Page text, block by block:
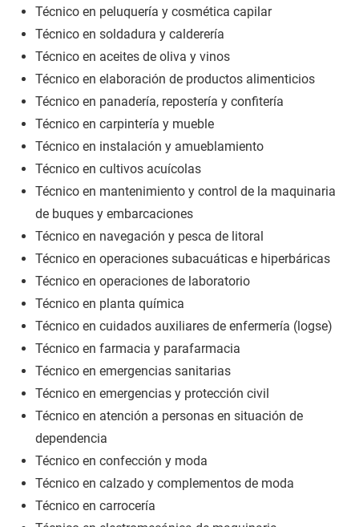
Técnico en peluquería y cosmética capilar
Técnico en soldadura y calderería
Técnico en aceites de oliva y vinos
Técnico en elaboración de productos alimenticios
Técnico en panadería, repostería y confitería
Técnico en carpintería y mueble
Técnico en instalación y amueblamiento
Técnico en cultivos acuícolas
Técnico en mantenimiento y control de la maquinaria
de buques y embarcaciones
Técnico en navegación y pesca de litoral
Técnico en operaciones subacuáticas e hiperbáricas
Técnico en operaciones de laboratorio
Técnico en planta química
Técnico en cuidados auxiliares de enfermería (logse)
Técnico en farmacia y parafarmacia
Técnico en emergencias sanitarias
Técnico en emergencias y protección civil
Técnico en atención a personas en situación de
dependencia
Técnico en confección y moda
Técnico en calzado y complementos de moda
Técnico en carrocería